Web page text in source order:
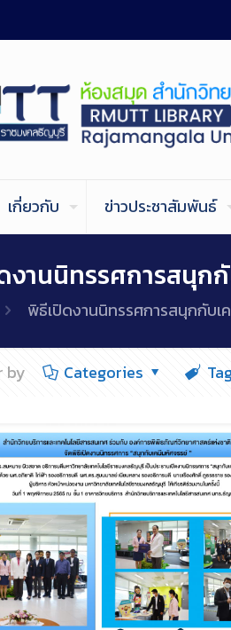
เกี่ยวกับ ข่าวประชาสัมพันธ์
งานนิทรรศการสนุก
พิธีเปิดงานนิทรรศการสนุกกับเ
by Categories